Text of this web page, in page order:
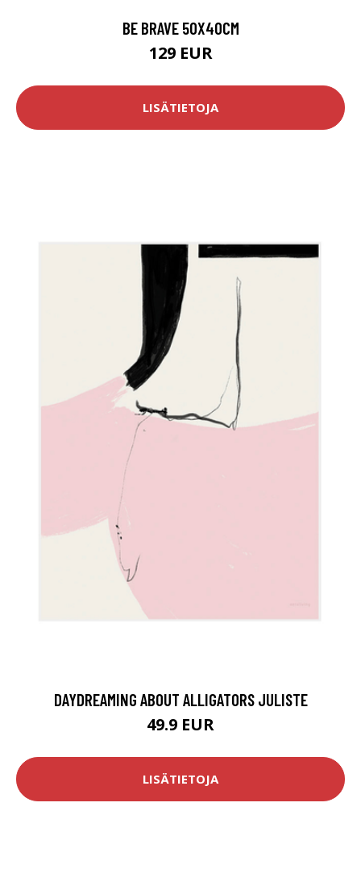
BE BRAVE 50X40CM
129 EUR
LISÄTIETOJA
DAYDREAMING ABOUT ALLIGATORS JULISTE
49.9 EUR
LISÄTIETOJA